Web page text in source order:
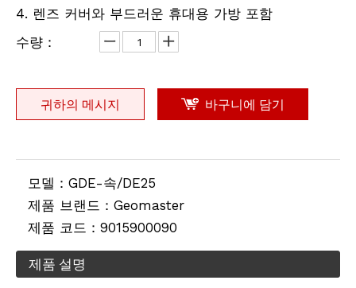
4. 렌즈 커버와 부드러운 휴대용 가방 포함
수량：
귀하의 메시지 바구니에 담기
모델： GDE-속/DE25
제품 브랜드： Geomaster
제품 코드： 9015900090
제품 설명